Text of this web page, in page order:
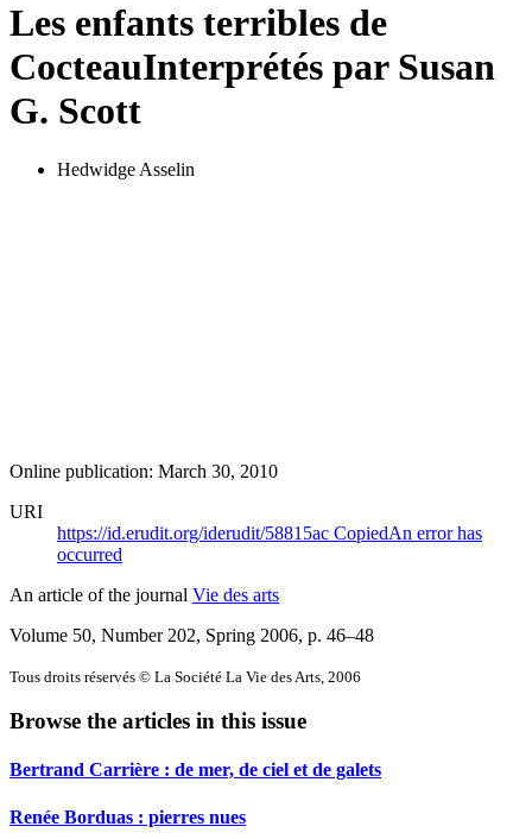
Les enfants terribles de
CocteauInterprétés par Susan
G. Scott
Hedwidge Asselin
Online publication: March 30, 2010
URI
https://id.erudit.org/iderudit/58815ac CopiedAn error has
occurred
An article of the journal Vie des arts
Volume 50, Number 202, Spring 2006, p. 46–48
Tous droits réservés © La Société La Vie des Arts, 2006
Browse the articles in this issue
Bertrand Carrière : de mer, de ciel et de galets
Renée Borduas : pierres nues